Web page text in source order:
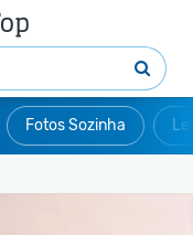
Fotos Sozinha